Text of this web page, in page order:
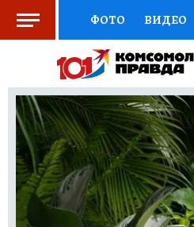
ФОТО ВИДЕО
СОЦПОДДЕРЖКА
ВЫБОР
КНИЖНАЯ ПОЛКА
ПРЕСС-ЦЕНТР
РАДИО КП